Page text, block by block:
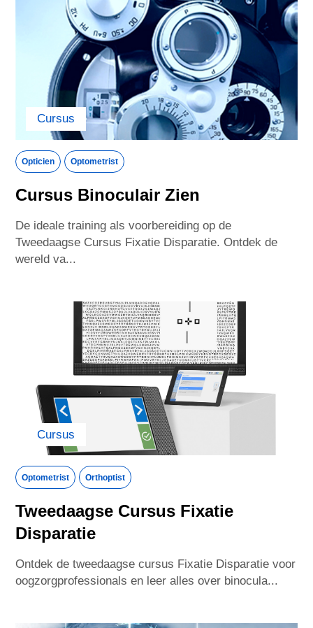
Cursus
Opticien Optometrist
Cursus Binoculair Zien
De ideale training als voorbereiding op de
Tweedaagse Cursus Fixatie Disparatie. Ontdek de
wereld va...
Cursus
Optometrist Orthoptist
Tweedaagse Cursus Fixatie
Disparatie
Ontdek de tweedaagse cursus Fixatie Disparatie voor
oogzorgprofessionals en leer alles over binocula...